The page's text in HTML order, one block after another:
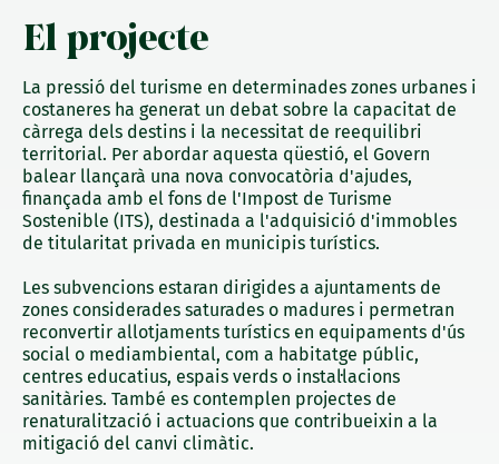
El projecte
La pressió del turisme en determinades zones urbanes i
costaneres ha generat un debat sobre la capacitat de
càrrega dels destins i la necessitat de reequilibri
territorial. Per abordar aquesta qüestió, el Govern
balear llançarà una nova convocatòria d'ajudes,
finançada amb el fons de l'Impost de Turisme
Sostenible (ITS), destinada a l'adquisició d'immobles
de titularitat privada en municipis turístics.
Les subvencions estaran dirigides a ajuntaments de
zones considerades saturades o madures i permetran
reconvertir allotjaments turístics en equipaments d'ús
social o mediambiental, com a habitatge públic,
centres educatius, espais verds o instal·lacions
sanitàries. També es contemplen projectes de
renaturalització i actuacions que contribueixin a la
mitigació del canvi climàtic.